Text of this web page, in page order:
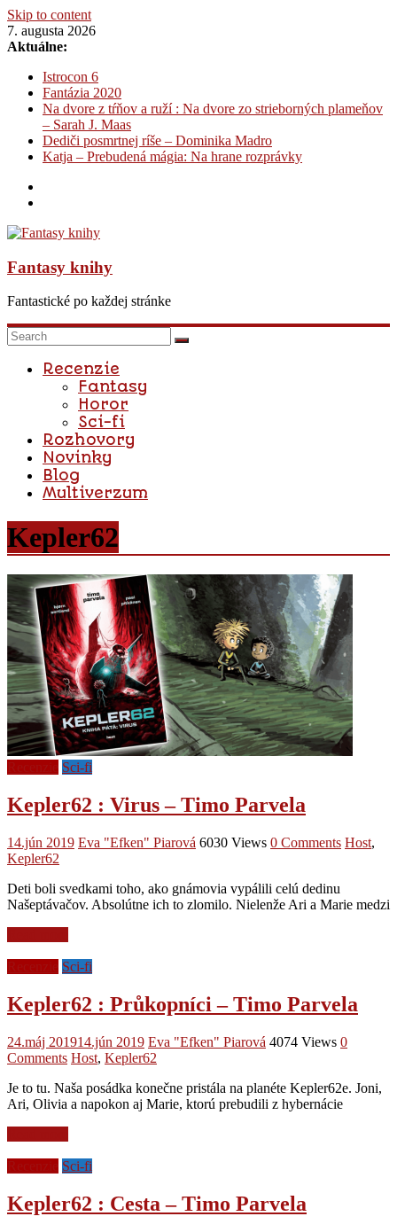
Skip to content
7. augusta 2026
Aktuálne:
Istrocon 6
Fantázia 2020
Na dvore z tŕňov a ruží : Na dvore zo strieborných plameňov
– Sarah J. Maas
Dediči posmrtnej ríše – Dominika Madro
Katja – Prebudená mágia: Na hrane rozprávky
Fantasy knihy
Fantastické po každej stránke
Recenzie
Fantasy
Horor
Sci-fi
Rozhovory
Novinky
Blog
Multiverzum
Kepler62
Sci-fi
Kepler62 : Virus – Timo Parvela
14.jún 2019 Eva "Efken" Piarová 6030 Views 0 Comments Host,
Kepler62
Deti boli svedkami toho, ako gnámovia vypálili celú dedinu
Našeptávačov. Absolútne ich to zlomilo. Nielenže Ari a Marie medzi
Sci-fi
Kepler62 : Průkopníci – Timo Parvela
24.máj 201914.jún 2019 Eva "Efken" Piarová 4074 Views 0
Comments Host, Kepler62
Je to tu. Naša posádka konečne pristála na planéte Kepler62e. Joni,
Ari, Olivia a napokon aj Marie, ktorú prebudili z hybernácie
Sci-fi
Kepler62 : Cesta – Timo Parvela